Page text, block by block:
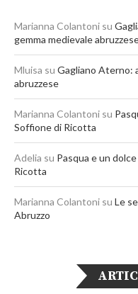
Marianna Colantoni su
gemma medievale
Mluisa su Gagliano Aterno:
abruzzese
Marianna Colantoni su
Soffione di Ricotta
Adelia su Pasqua e un
Ricotta
Marianna Colantoni su Le
Abruzzo